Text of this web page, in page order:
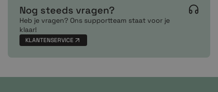
Nog steeds vragen?
Heb je vragen? Ons supportteam staat voor je
klaar!
KLANTENSERVICE